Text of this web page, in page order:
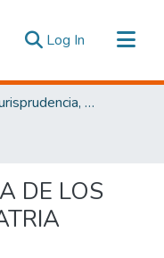
Log In (current)
Facultad de Jurisprudencia, Ciencias Políticas y Económicas
DE LOS